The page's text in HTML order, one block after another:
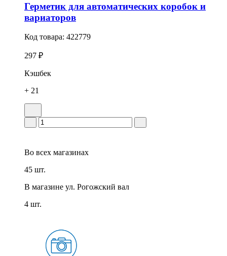
Герметик для автоматических коробок и
вариаторов
Код товара: 422779
297 ₽
Кэшбек
+ 21
Во всех магазинах
45 шт.
В магазине ул. Рогожский вал
4 шт.